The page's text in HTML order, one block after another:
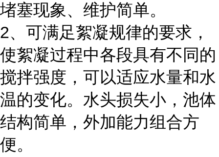
堵塞现象、维护简单。
2、可满足絮凝规律的要求，
使絮凝过程中各段具有不同的
搅拌强度，可以适应水量和水
温的变化。水头损失小，池体
结构简单，外加能力组合方
便。